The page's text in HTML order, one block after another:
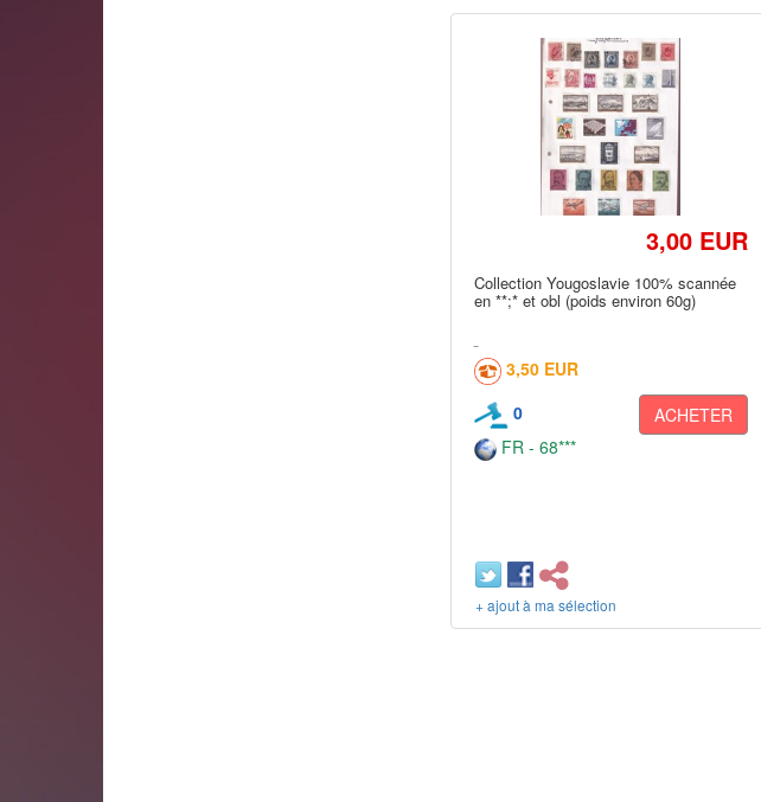
3,00 EUR
Collection Yougoslavie 100% scannée
en **;* et obl (poids environ 60g)
3,50 EUR
0
ACHETER
FR - 68***
+ ajout à ma sélection